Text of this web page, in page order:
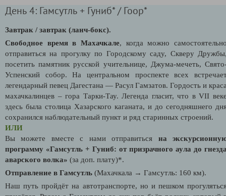
День 4: Гамсутль + Гуниб* / Гоор*
Завтрак / завтрак (ланч-бокс).
Свободное время в Махачкале, когда можно
отправиться на прогулку по Городскому саду, Скверу
посетить памятник русской учительнице, Джума-мечеть,
Успенский собор. На центральном проспекте всех
легендарный певец Дагестана — Расул Гамзатов. Гордость и
махачкалинцев – гора Тарки-Тау. Легенда гласит, что в VII
здесь была столица Хазарского каганата, и до сегодняшнего
сохранился наблюдательный пункт и ряд старинных строений.
ИЛИ
Вы можете вместе с нами отправиться на
программу «Гамсутль + Гуниб: от призрачного аула до
аварского волка» (за доп. плату)*.
Отправление в Гамсутль (Махачкала → Гамсутль: 160 км).
Наш путь пройдёт на автотранспорте, но и пешком